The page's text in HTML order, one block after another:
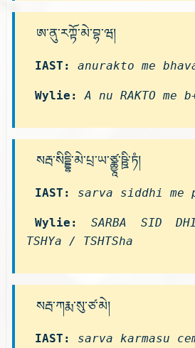
ཨ་ནུ་རཀྟོ་མེ་བྷ་ཝ།
IAST: anurakto me
Wylie: A nu RAKTO me
སརྦ་སིདྡྷི་མེ་པྲ་ཡ་ཙྪྱཱ་ཥྛི་ཏཾ།
IAST: sarva siddhi me
Wylie:
SARBA SID
TSHYa / TSHTSha
སརྦ་ཀརྨ་སུ་ཙ་མེ།
IAST: sarva karmasu